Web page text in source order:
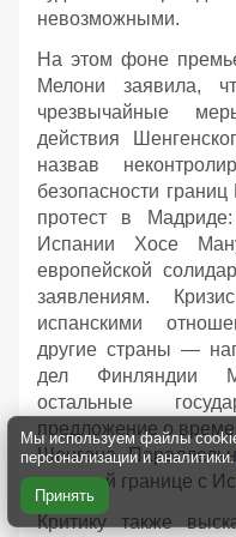
невозможными.
На этом фоне
Мелони заявила,
чрезвычайные
действия
назвав
безопасности
протест в
Испании Хосе
европейской
заявлениям.
испанскими
другие страны —
дел Финляндии
остальные
предложение о
Шенгена.
на своей границе с
Критику также
Мы используем файлы
персонализации и аналитики.
Принять